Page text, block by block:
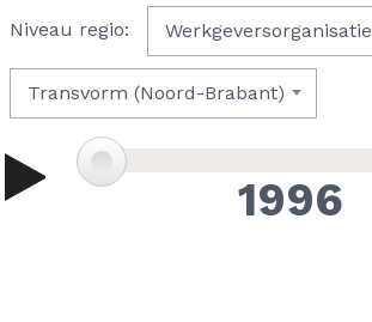
Niveau regio: Werkgeversorganisatie
Transvorm (Noord-Brabant)
1996